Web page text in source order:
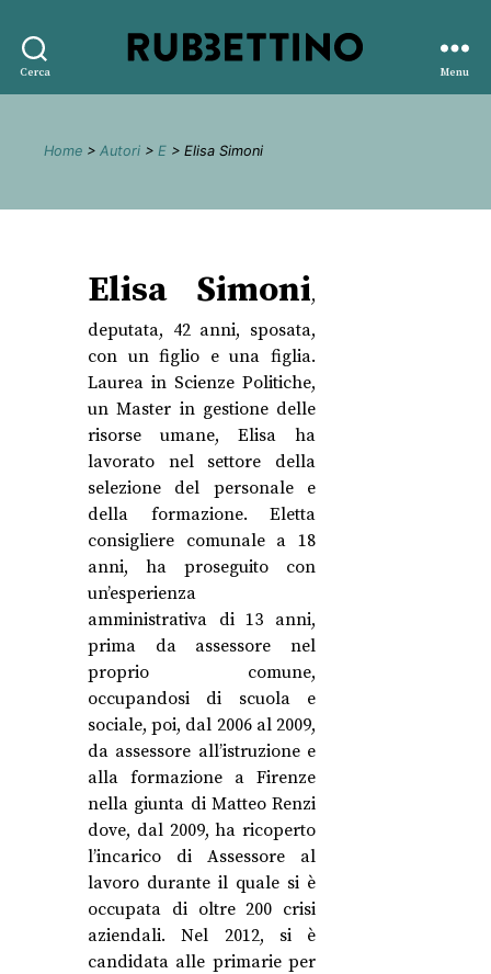
Cerca
editore
Menu
Home > Autori > E > Elisa Simoni
Elisa Simoni,
deputata, 42 anni, sposata,
con un figlio e una figlia.
Laurea in Scienze Politiche,
un Master in gestione delle
risorse umane, Elisa ha
lavorato nel settore della
selezione del personale e
della formazione. Eletta
consigliere comunale a 18
anni, ha proseguito con
un’esperienza
amministrativa di 13 anni,
prima da assessore nel
proprio comune,
occupandosi di scuola e
sociale, poi, dal 2006 al 2009,
da assessore all’istruzione e
alla formazione a Firenze
nella giunta di Matteo Renzi
dove, dal 2009, ha ricoperto
l’incarico di Assessore al
lavoro durante il quale si è
occupata di oltre 200 crisi
aziendali. Nel 2012, si è
candidata alle primarie per